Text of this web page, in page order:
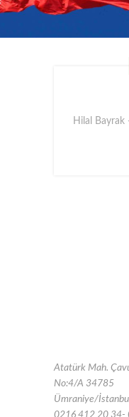
Hilal Bayrak
Atatürk Mah.
No:4/A 34785
Ümraniye/
0216 412 20 34-